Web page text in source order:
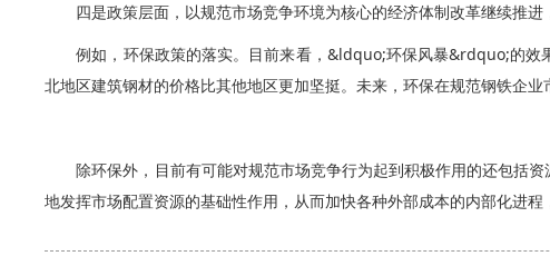
四是政策层面，以规范市场竞争环境为核心的经济体制改革继续推进
例如，环保政策的落实。目前来看，&ldquo;环保风暴&rdquo;的效
北地区建筑钢材的价格比其他地区更加坚挺。未来，环保在规范钢铁企业
除环保外，目前有可能对规范市场竞争行为起到积极作用的还包括
地发挥市场配置资源的基础性作用，从而加快各种外部成本的内部化进